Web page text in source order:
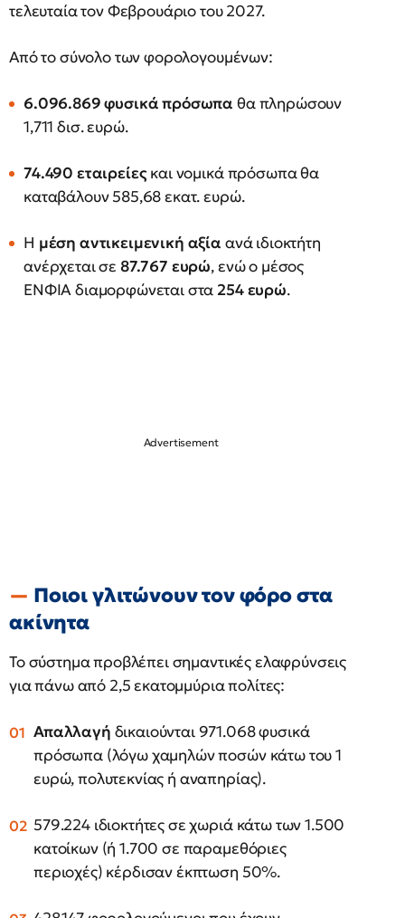
τελευταία τον Φεβρουάριο του 2027.
Από το σύνολο των φορολογουμένων:
6.096.869 φυσικά πρόσωπα θα πληρώσουν
1,711 δισ. ευρώ.
74.490 εταιρείεςκαι νομικά πρόσωπα θα
καταβάλουν 585,68 εκατ. ευρώ.
Η μέση αντικειμενική αξία ανά ιδιοκτήτη
ανέρχεται σε 87.767 ευρώ, ενώ ο μέσος
ΕΝΦΙΑ διαμορφώνεται στα 254 ευρώ.
Ποιοι γλιτώνουν τον φόρο στα
ακίνητα
Το σύστημα προβλέπει σημαντικές ελαφρύνσεις
για πάνω από 2,5 εκατομμύρια πολίτες:
Απαλλαγή δικαιούνται 971.068 φυσικά
πρόσωπα (λόγω χαμηλών ποσών κάτω του 1
ευρώ, πολυτεκνίας ή αναπηρίας).
579.224 ιδιοκτήτες σε χωριά κάτω των 1.500
κατοίκων (ή 1.700 σε παραμεθόριες
περιοχές) κέρδισαν έκπτωση 50%.